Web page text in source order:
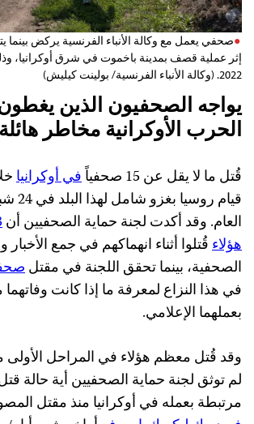
صحفي يعمل مع وكالة الأنباء الفرنسية يركض بينما
2022. (وكالة الأنباء الفرنسية/ بولينت كيليش)
يواجه الصحفيون الذين
الحرب الأوكرانية مخاطر هائلة
قُتل ما لا يقل عن 15 صحفياً في أوكرانيا
قيام
العام. وقد أكدت لجنة حماية الصحفيين أن
هؤلاءقُتلوا أثناء انهماكهم في جمع الأخبار
الصحفية، بينما تحقق اللجنة في مقتل
في هذا النزاع لمعرفة ما إذا كانت
بعملهما الإعلامي.
وقد قُتل معظم هؤلاء في المراحل
لم توثق لجنة حماية الصحفيين أية حالة
مرتبطة بعمله في أوكرانيا منذ مقتل